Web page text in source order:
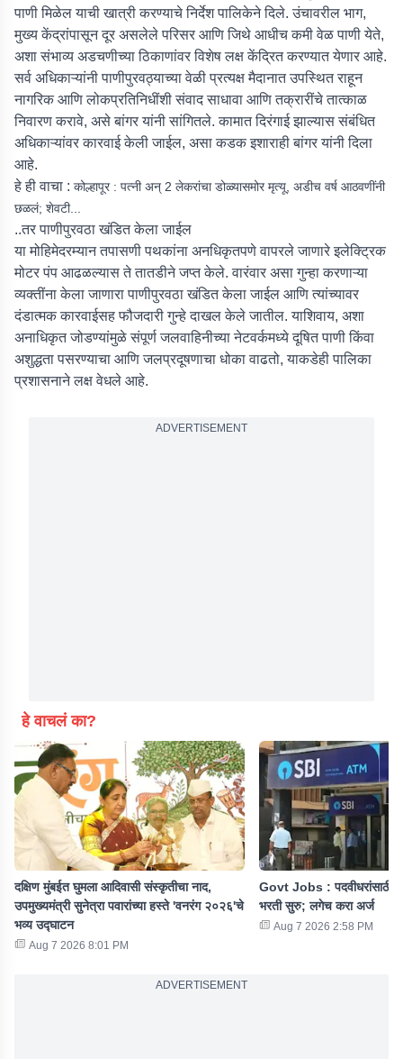
पाणी मिळेल याची खात्री करण्याचे निर्देश पालिकेने दिले. उंचावरील भाग,
मुख्य केंद्रांपासून दूर असलेले परिसर आणि जिथे आधीच कमी वेळ पाणी येते,
अशा संभाव्य अडचणीच्या ठिकाणांवर विशेष लक्ष केंद्रित करण्यात येणार आहे.
सर्व अधिकाऱ्यांनी पाणीपुरवठ्याच्या वेळी प्रत्यक्ष मैदानात उपस्थित राहून
नागरिक आणि लोकप्रतिनिधींशी संवाद साधावा आणि तक्रारींचे तात्काळ
निवारण करावे, असे बांगर यांनी सांगितले. कामात दिरंगाई झाल्यास संबंधित
अधिकाऱ्यांवर कारवाई केली जाईल, असा कडक इशाराही बांगर यांनी दिला
आहे.
हे ही वाचा : कोल्हापूर : पत्नी अन् 2 लेकरांचा डोळ्यासमोर मृत्यू, अडीच वर्ष आठवणींनी
छळलं; शेवटी...
..तर पाणीपुरवठा खंडित केला जाईल
या मोहिमेदरम्यान तपासणी पथकांना अनधिकृतपणे वापरले जाणारे इलेक्ट्रिक
मोटर पंप आढळल्यास ते तातडीने जप्त केले. वारंवार असा गुन्हा करणाऱ्या
व्यक्तींना केला जाणारा पाणीपुरवठा खंडित केला जाईल आणि त्यांच्यावर
दंडात्मक कारवाईसह फौजदारी गुन्हे दाखल केले जातील. याशिवाय, अशा
अनाधिकृत जोडण्यांमुळे संपूर्ण जलवाहिनीच्या नेटवर्कमध्ये दूषित पाणी किंवा
अशुद्धता पसरण्याचा आणि जलप्रदूषणाचा धोका वाढतो, याकडेही पालिका
प्रशासनाने लक्ष वेधले आहे.
ADVERTISEMENT
हे वाचलं का?
दक्षिण मुंबईत घुमला आदिवासी संस्कृतीचा नाद,
उपमुख्यमंत्री सुनेत्रा पवारांच्या हस्ते 'वनरंग २०२६'चे
भव्य उद्घाटन
Aug 7 2026 8:01 PM
Govt Jobs : पदवीधरांसाठी
भरती सुरु; लगेच करा अर्ज
Aug 7 2026 2:58 PM
ADVERTISEMENT